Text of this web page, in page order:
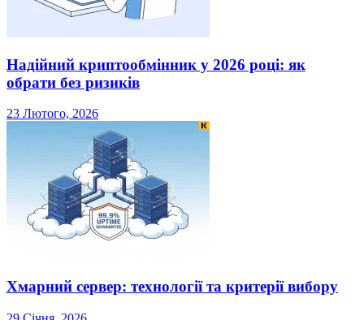
Надійний криптообмінник у 2026 році: як
обрати без ризиків
23 Лютого, 2026
Хмарний сервер: технології та критерії вибору